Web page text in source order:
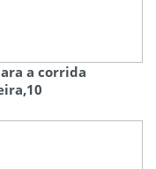
a corrida